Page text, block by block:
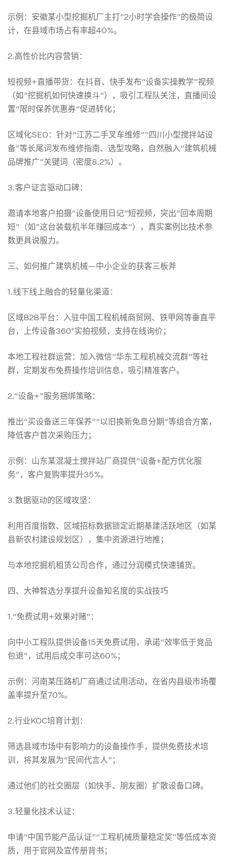
本
构
建
第
二
增
长
曲
线
的
实
战
策
略
示例：安徽某小型挖掘机厂主打“2小时学会操作”的极简设
计，在县域市场占有率超40%。
2.高性价比内容营销：
短视频+直播带货：在抖音、快手发布“设备实操教学”视频
（如“挖掘机如何快速换斗”），吸引工程队关注，直播间设
置“限时保养优惠券”促进转化；
区域化SEO：针对“江苏二手叉车维修”“四川小型搅拌站设
备”等长尾词发布维修指南、选型攻略，自然融入“建筑机械
品牌推广”关键词（密度8.2%）。
3.客户证言驱动口碑：
邀请本地客户拍摄“设备使用日记”短视频，突出“回本周期
短”（如“这台装载机半年赚回成本”），真实案例比技术参
数更具说服力。
三、如何推广建筑机械—中小企业的获客三板斧
1.线下线上融合的轻量化渠道：
区域B2B平台：入驻中国工程机械商贸网、铁甲网等垂直平
台，上传设备360°实拍视频，支持在线询价；
本地工程社群运营：加入微信“华东工程机械交流群”等社
群，定期发布免费操作培训信息，吸引精准客户。
2.“设备+”服务捆绑策略：
推出“买设备送三年保养”“以旧换新免息分期”等组合方案，
降低客户首次采购压力；
示例：山东某混凝土搅拌站厂商提供“设备+配方优化服
务”，客户复购率提升35%。
3.数据驱动的区域攻坚：
利用百度指数、区域招标数据锁定近期基建活跃地区（如某
县新农村建设规划区），集中资源进行地推；
与本地挖掘机租赁公司合作，通过分润模式快速铺货。
四、大神智选分享提升设备知名度的实战技巧
1.“免费试用+效果对赌”：
向中小工程队提供设备15天免费试用，承诺“效率低于竞品
包退”，试用后成交率可达60%；
示例：河南某压路机厂商通过试用活动，在省内县级市场覆
盖率提升至70%。
2.行业KOC培育计划：
筛选县域市场中有影响力的设备操作手，提供免费技术培
训，将其发展为“民间代言人”；
通过他们的社交圈层（如快手、朋友圈）扩散设备口碑。
3.轻量化技术认证：
申请“中国节能产品认证”“工程机械质量稳定奖”等低成本资
质，用于官网及宣传册背书；